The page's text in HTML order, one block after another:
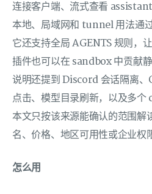
连接客户端、流式查看
本地、局域网和 tunnel 用法通
它还支持全局 AGENTS 规则，
插件也可以在 sandbox 中贡献
说明还提到 Discord 会话隔离
点击、模型目录刷新，以及多个
本文只按该来源能确认的范围解
名、价格、地区可用性或企业权
怎么用